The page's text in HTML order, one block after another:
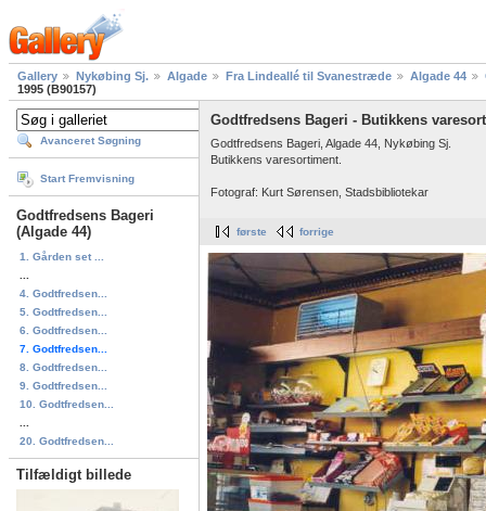
Gallery Nykøbing Sj. Algade Fra Lindeallé til Svanestræde Algade 44
1995 (B90157)
Avanceret Søgning
Start Fremvisning
Godtfredsens Bageri
(Algade 44)
1. Gården set ...
4. Godtfredsen...
5. Godtfredsen...
6. Godtfredsen...
7. Godtfredsen...
8. Godtfredsen...
9. Godtfredsen...
10. Godtfredsen...
20. Godtfredsen...
Tilfældigt billede
Godtfredsens Bageri - Butikkens
Godtfredsens Bageri, Algade 44, Nykøbing Sj.
Butikkens varesortiment.
Fotograf: Kurt Sørensen, Stadsbibliotekar
første forrige